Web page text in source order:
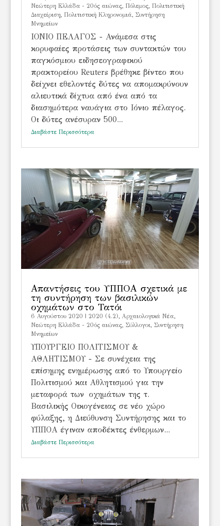
Νεώτερη Ελλάδα - 20ός αιώνας, Πόλεμος, Πολιτιστική
Διαχείριση, Πολιτιστική Κληρονομιά, Συντήρηση
Μνημείων
ΙΟΝΙΟ ΠΕΛΑΓΟΣ - Ανάμεσα στις
κορυφαίες προτάσεις των συντακτών του
παγκόσμιου ειδησεογραφικού
πρακτορείου Reuters βρέθηκε βίντεο που
δείχνει εθελοντές δύτες να απομακρύνουν
αλιευτικά δίχτυα από ένα από τα
διασημότερα ναυάγια στο Ιόνιο πέλαγος.
Οι δύτες ανέσυραν 500...
Διαβάστε Περισσότερα
Απαντήσεις του ΥΠΠΟΑ σχετικά με
τη συντήρηση των βασιλικών
οχημάτων στο Τατόι
6 Αυγούστου 2020 2020 (4.2), Αρχαιολογικά Νέα,
Νεώτερη Ελλάδα - 20ός αιώνας, Σύλλογοι, Συντήρηση
Μνημείων
ΥΠΟΥΡΓΕΙΟ ΠΟΛΙΤΙΣΜΟΥ &
ΑΘΛΗΤΙΣΜΟΥ - Σε συνέχεια της
επίσημης ενημέρωσης από το Υπουργείο
Πολιτισμού και Αθλητισμού για την
μεταφορά των οχημάτων της τ.
Βασιλικής Οικογένειας σε νέο χώρο
φύλαξης, η Διεύθυνση Συντήρησης και το
ΥΠΠΟΑ έγιναν αποδέκτες ένθερμων...
Διαβάστε Περισσότερα